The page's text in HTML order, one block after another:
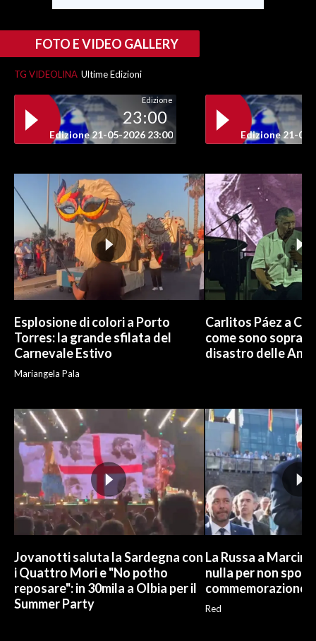
EVENTI
3 MINUTI CON
INSULARITÀ
ABBONATI
ANNUNCI
NECROLOGI
PUBBLICITÀ
SPIAGGE
STORE
FOTO E VIDEO GALLERY
TG VIDEOLINA Ultime Edizioni
Edizione
23:00
Edizione 21-05-2026 23:00 Edizione 21-05-
Esplosione di colori a Porto
Torres: la grande sfilata del
Carnevale Estivo
Mariangela Pala
Carlitos Páez a
come sono
disastro delle
Jovanotti saluta la Sardegna con
i Quattro Mori e "No potho
reposare": in 30mila a Olbia per il
Summer Party
La Russa a
nulla per non
commemorazione
Red